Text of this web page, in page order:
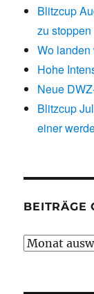
Blitzcup
zu stoppen
Wo
Hohe
Neue
Blitzcup
einer
BEITRÄGE
Beiträge